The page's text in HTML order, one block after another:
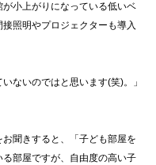
が小上がりになっている低いベ
照明やプロジェクターも導入
ないのではと思います(笑)。」
聞きすると、「子ども部屋を
部屋ですが、自由度の高い子